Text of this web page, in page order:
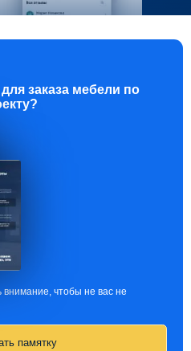
заказа мебели по
чтобы не вас не
памятку